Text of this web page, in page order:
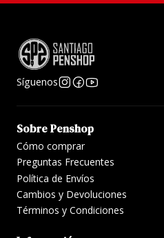
Síguenos
Sobre Penshop
Cómo comprar
Preguntas Frecuentes
Política de Envíos
Cambios y Devoluciones
Términos y Condiciones